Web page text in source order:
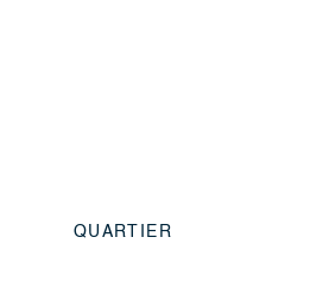
QUARTIER